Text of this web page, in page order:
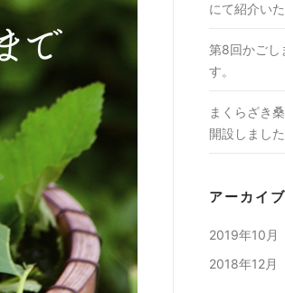
にて紹介い
第8回かごし
す。
まくらざき
開設しました
アーカイブ
2019年10月
2018年12月